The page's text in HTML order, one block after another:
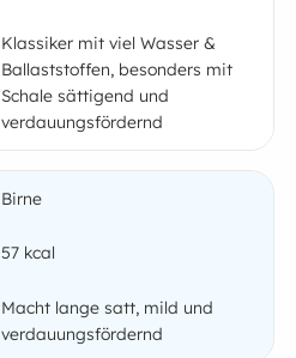
Klassiker mit viel Wasser &
Ballaststoffen, besonders mit
Schale sättigend und
verdauungsfördernd
Birne
57 kcal
Macht lange satt, mild und
verdauungsfördernd